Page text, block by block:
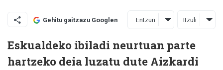
Gehitu gaitzazu Googlen Entzun Itzuli
Eskualdeko ibiladi neurtuan parte
hartzeko deia luzatu dute Aizkardi